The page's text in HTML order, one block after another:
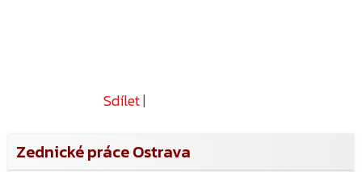
Sdílet|
Zednické práce Ostrava